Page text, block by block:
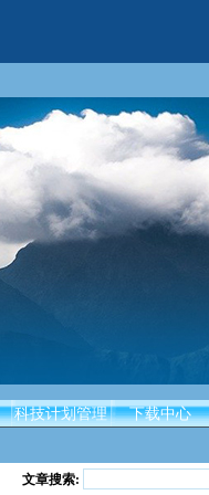
科技计划管理 下载中心
文章搜索: